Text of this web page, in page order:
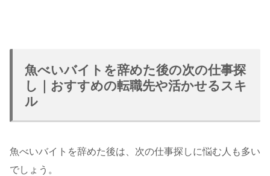
魚べいバイトを辞めた後の次の仕事探
し｜おすすめの転職先や活かせるスキ
ル
魚べいバイトを辞めた後は、次の仕事探しに悩む人も多い
でしょう。